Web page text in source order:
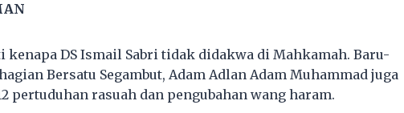
kenapa DS Ismail Sabri tidak didakwa di Mahkamah. Baru-
Bersatu Segambut, Adam Adlan Adam Muhammad juga
pertuduhan rasuah dan pengubahan wang haram.